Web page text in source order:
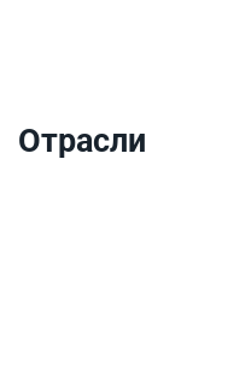
Отрасли